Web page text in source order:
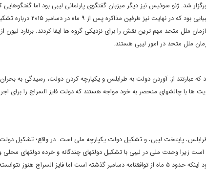
طرابلس برگزار شد. ژنو سوئیس نیز دیگر میزبان گفتگوی پارلمانی لیبی بود اما گفتگوهایی
صخیرات مغرب از مارس ۲۰۱۵ آغاز شد شاهد حضور همه گروههای لیبیایی بود که در
۴ اقدام مهم باید انجام دهد که عبارتند از: آوردن دولت به طرابلس و یکپارچه کردن دولت، رسیدگی به
با چالش‏های منحصر به خود مواجه هستند که دولت فایز السراج را برای
پایتخت لیبی، و تشکیل دولت یکپارچه ملی است. در واقع؛ تشکیل
زیرا وحدت ملی در لیبی با تشکیل دولت‏های چندگانه و خرده دولت‏های محلی و
بین رفته است و دولت آشتی ملی باید وحدت ملی را احیا کند. با وجود اینکه حدود ۵ ماه از توافقنامه دسامبر گذشته است اما فایز السراج